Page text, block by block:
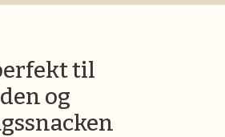
til
og